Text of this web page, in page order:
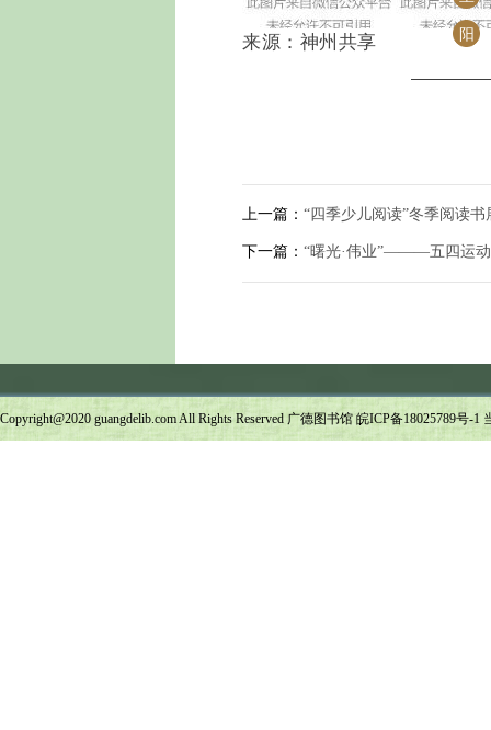
阳
来源：神州共享
上一篇： “四季少儿阅读”冬季阅读书
下一篇： “曙光·伟业”———五四运动
Copyright@2020 guangdelib.com All Rights Reserved 广德图书馆 皖ICP备18025789号-1